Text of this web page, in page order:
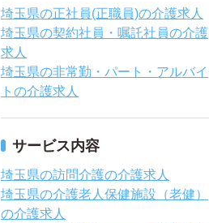
埼玉県の正社員(正職員)の介護求人
埼玉県の契約社員・嘱託社員の介護
求人
埼玉県の非常勤・パート・アルバイ
トの介護求人
サービス内容
埼玉県の訪問介護の介護求人
埼玉県の介護老人保健施設（老健）
の介護求人